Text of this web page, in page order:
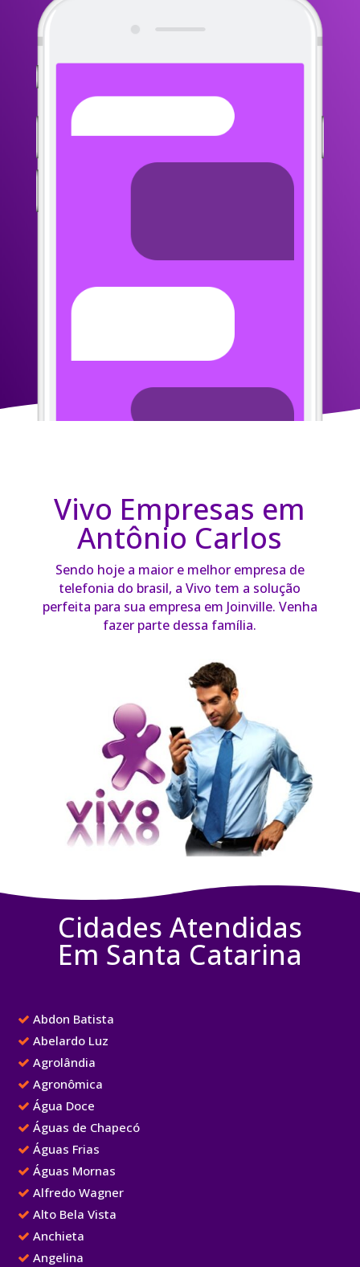
Vivo Empresas em
Antônio Carlos
Sendo hoje a maior e melhor empresa de
telefonia do brasil, a Vivo tem a solução
perfeita para sua empresa em Joinville. Venha
fazer parte dessa família.
Cidades Atendidas
Em Santa Catarina
Abdon Batista
Abelardo Luz
Agrolândia
Agronômica
Água Doce
Águas de Chapecó
Águas Frias
Águas Mornas
Alfredo Wagner
Alto Bela Vista
Anchieta
Angelina